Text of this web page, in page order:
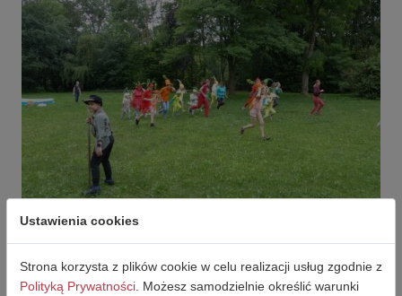
Ustawienia cookies
Strona korzysta z plików cookie w celu realizacji usług zgodnie z
Polityką Prywatności . Możesz samodzielnie określić warunki